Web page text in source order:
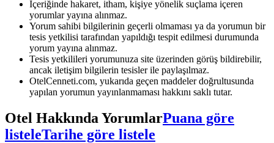
İçeriğinde hakaret, itham, kişiye yönelik suçlama içeren
yorumlar yayına alınmaz.
Yorum sahibi bilgilerinin geçerli olmaması ya da yorumun bir
tesis yetkilisi tarafından yapıldığı tespit edilmesi durumunda
yorum yayına alınmaz.
Tesis yetkilileri yorumunuza site üzerinden görüş bildirebilir,
ancak iletişim bilgilerin tesisler ile paylaşılmaz.
OtelCenneti.com, yukarıda geçen maddeler doğrultusunda
yapılan yorumun yayınlanmaması hakkını saklı tutar.
Otel Hakkında YorumlarPuana göre
listeleTarihe göre listele